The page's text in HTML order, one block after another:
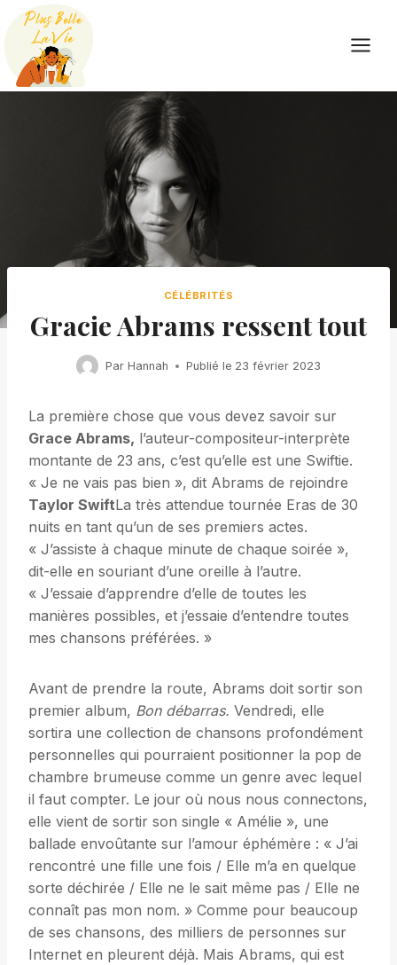
Skip
content
CÉLÉBRITÉS
Gracie Abrams ressent tout
Par Hannah Publié le 23 février 2023
La première chose que vous devez savoir sur
Grace Abrams, l’auteur-compositeur-interprète
montante de 23 ans, c’est qu’elle est une Swiftie.
« Je ne vais pas bien », dit Abrams de rejoindre
Taylor SwiftLa très attendue tournée Eras de 30
nuits en tant qu’un de ses premiers actes.
« J’assiste à chaque minute de chaque soirée »,
dit-elle en souriant d’une oreille à l’autre.
« J’essaie d’apprendre d’elle de toutes les
manières possibles, et j’essaie d’entendre toutes
mes chansons préférées. »
Avant de prendre la route, Abrams doit sortir son
premier album, Bon débarras. Vendredi, elle
sortira une collection de chansons profondément
personnelles qui pourraient positionner la pop de
chambre brumeuse comme un genre avec lequel
il faut compter. Le jour où nous nous connectons,
elle vient de sortir son single « Amélie », une
ballade envoûtante sur l’amour éphémère : « J’ai
rencontré une fille une fois / Elle m’a en quelque
sorte déchirée / Elle ne le sait même pas / Elle ne
connaît pas mon nom. » Comme pour beaucoup
de ses chansons, des milliers de personnes sur
Internet en pleurent déjà. Mais Abrams, qui est